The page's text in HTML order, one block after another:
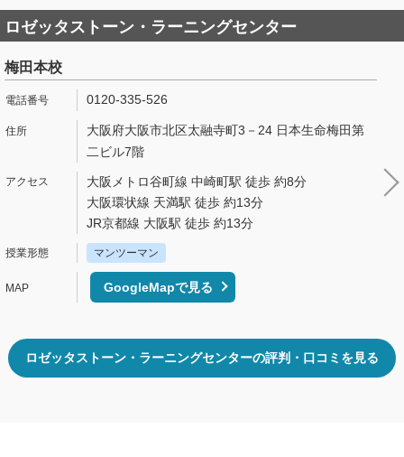
ロゼッタストーン・ラーニングセンター
梅田本校
0120-335-526
大阪府大阪市北区太融寺町3－24 日本生命梅田第
二ビル7階
大阪メトロ谷町線 中崎町駅 徒歩 約8分
大阪環状線 天満駅 徒歩 約13分
JR京都線 大阪駅 徒歩 約13分
マンツーマン
GoogleMapで見る
ロゼッタストーン・ラーニングセンターの評判・口コミを見る